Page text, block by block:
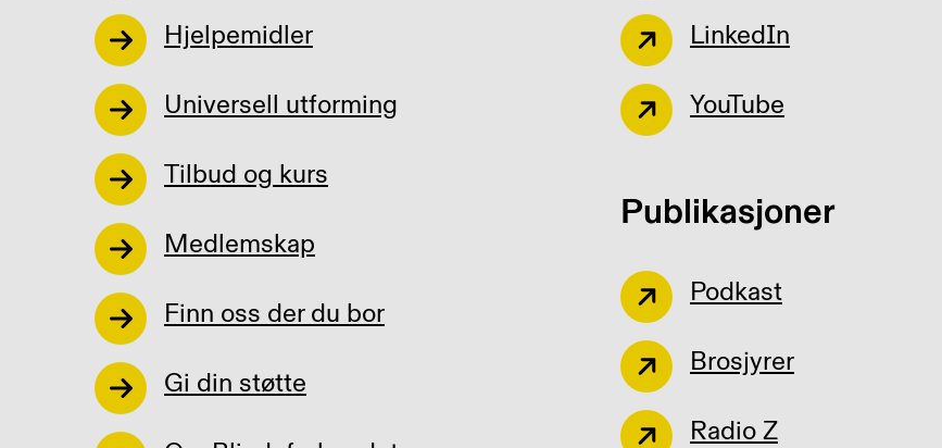
Hjelpemidler
Universell utforming
Tilbud og kurs
Medlemskap
Finn oss der du bor
Gi din støtte
LinkedIn
YouTube
Publikasjoner
Podkast
Brosjyrer
Radio Z